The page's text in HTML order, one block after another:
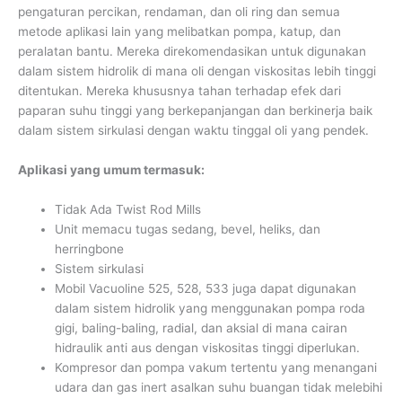
pengaturan percikan, rendaman, dan oli ring dan semua
metode aplikasi lain yang melibatkan pompa, katup, dan
peralatan bantu. Mereka direkomendasikan untuk digunakan
dalam sistem hidrolik di mana oli dengan viskositas lebih tinggi
ditentukan. Mereka khususnya tahan terhadap efek dari
paparan suhu tinggi yang berkepanjangan dan berkinerja baik
dalam sistem sirkulasi dengan waktu tinggal oli yang pendek.
Aplikasi yang umum termasuk:
Tidak Ada Twist Rod Mills
Unit memacu tugas sedang, bevel, heliks, dan
herringbone
Sistem sirkulasi
Mobil Vacuoline 525, 528, 533 juga dapat digunakan
dalam sistem hidrolik yang menggunakan pompa roda
gigi, baling-baling, radial, dan aksial di mana cairan
hidraulik anti aus dengan viskositas tinggi diperlukan.
Kompresor dan pompa vakum tertentu yang menangani
udara dan gas inert asalkan suhu buangan tidak melebihi